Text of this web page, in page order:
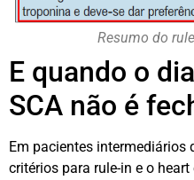
Resumo do
E quando o
SCA não é
Em pacientes intermediários
critérios para rule-in e o